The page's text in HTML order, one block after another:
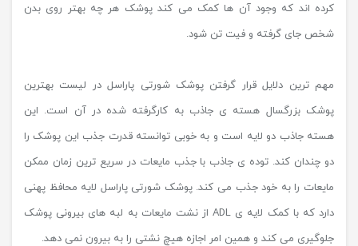
کرده اند که وجود آن ها کمک می کند پوشک هر چه بهتر روی بدن
شخص جای گرفته و فیت تن شود.
مهم ترین دلایل قرار گرفتن پوشک شورتی پاراسل در لیست بهترین
پوشک بزرگسال هسته ی جاذب به کارگرفته شده در آن است. این
هسته جاذب دو لایه است و به خوبی توانسته قدرت جذب این پوشک را
دو چندان کند. توده ی جاذب با جذب مایعات در سریع ترین زمان ممکن
مایعات را به خود جذب می کند. پوشک شورتی پاراسل لایه محافظ پهنی
دارد که با کمک لایه ی ADL از نشت مایعات به لبه های بیرونی پوشک
جلوگیری می کند و همین امر اجازه هیچ نشتی را به بیرون نمی دهد.